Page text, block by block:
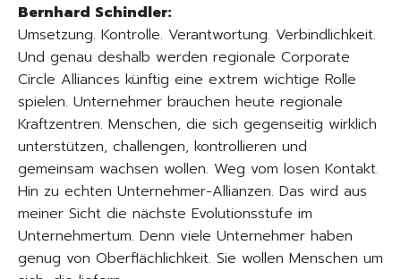
Bernhard Schindler:
Umsetzung. Kontrolle. Verantwortung. Verbindlichkeit.
Und genau deshalb werden regionale Corporate
Circle Alliances künftig eine extrem wichtige Rolle
spielen. Unternehmer brauchen heute regionale
Kraftzentren. Menschen, die sich gegenseitig wirklich
unterstützen, challengen, kontrollieren und
gemeinsam wachsen wollen. Weg vom losen Kontakt.
Hin zu echten Unternehmer-Allianzen. Das wird aus
meiner Sicht die nächste Evolutionsstufe im
Unternehmertum. Denn viele Unternehmer haben
genug von Oberflächlichkeit. Sie wollen Menschen um